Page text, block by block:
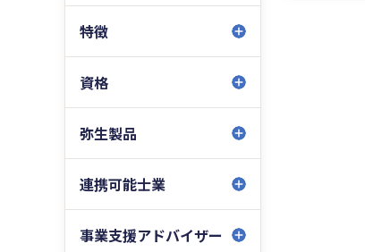
特徴
資格
弥生製品
連携可能士業
事業支援アドバイザー